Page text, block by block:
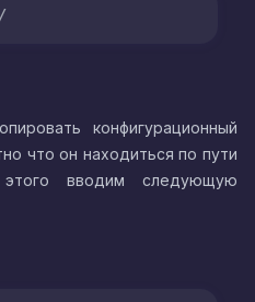
конфигурационный
что он находиться по пути
этого вводим следующую